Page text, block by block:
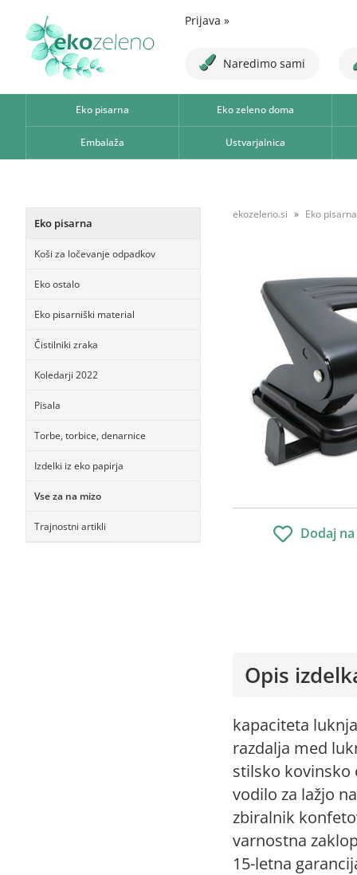
Prijava »
Naredimo sami
Eko pisarna Eko zeleno doma
Embalaža Ustvarjalnica
Eko pisarna
Koši za ločevanje odpadkov
Eko ostalo
Eko pisarniški material
Čistilniki zraka
Koledarji 2022
Pisala
Torbe, torbice, denarnice
Izdelki iz eko papirja
Vse za na mizo
Trajnostni artikli
ekozeleno.si Eko pisarna
Dodaj
Opis
kapaciteta
razdalja med
stilsko kovinsko
vodilo za lažjo
zbiralnik
varnostna
15-letna